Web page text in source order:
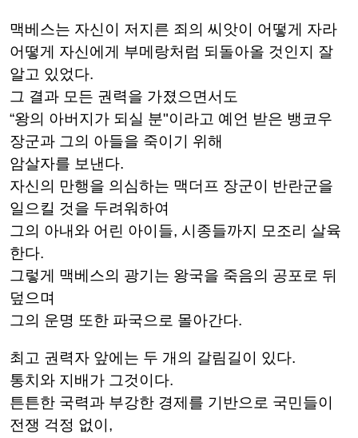
맥베스는 자신이 저지른 죄의 씨앗이 어떻게 자라
어떻게 자신에게 부메랑처럼 되돌아올 것인지 잘
알고 있었다.
그 결과 모든 권력을 가졌으면서도
“왕의 아버지가 되실 분"이라고 예언 받은 뱅코우
장군과 그의 아들을 죽이기 위해
암살자를 보낸다.
자신의 만행을 의심하는 맥더프 장군이 반란군을
일으킬 것을 두려워하여
그의 아내와 어린 아이들, 시종들까지 모조리 살육
한다.
그렇게 맥베스의 광기는 왕국을 죽음의 공포로 뒤
덮으며
그의 운명 또한 파국으로 몰아간다.
최고 권력자 앞에는 두 개의 갈림길이 있다.
통치와 지배가 그것이다.
튼튼한 국력과 부강한 경제를 기반으로 국민들이
전쟁 걱정 없이,